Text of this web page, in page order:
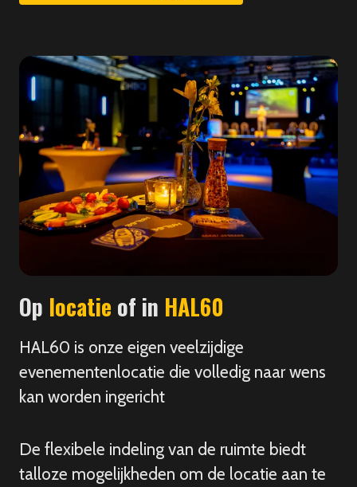
Op locatie of in HAL60
HAL60 is onze eigen veelzijdige
evenementenlocatie die volledig naar wens
kan worden ingericht
De flexibele indeling van de ruimte biedt
talloze mogelijkheden om de locatie aan te